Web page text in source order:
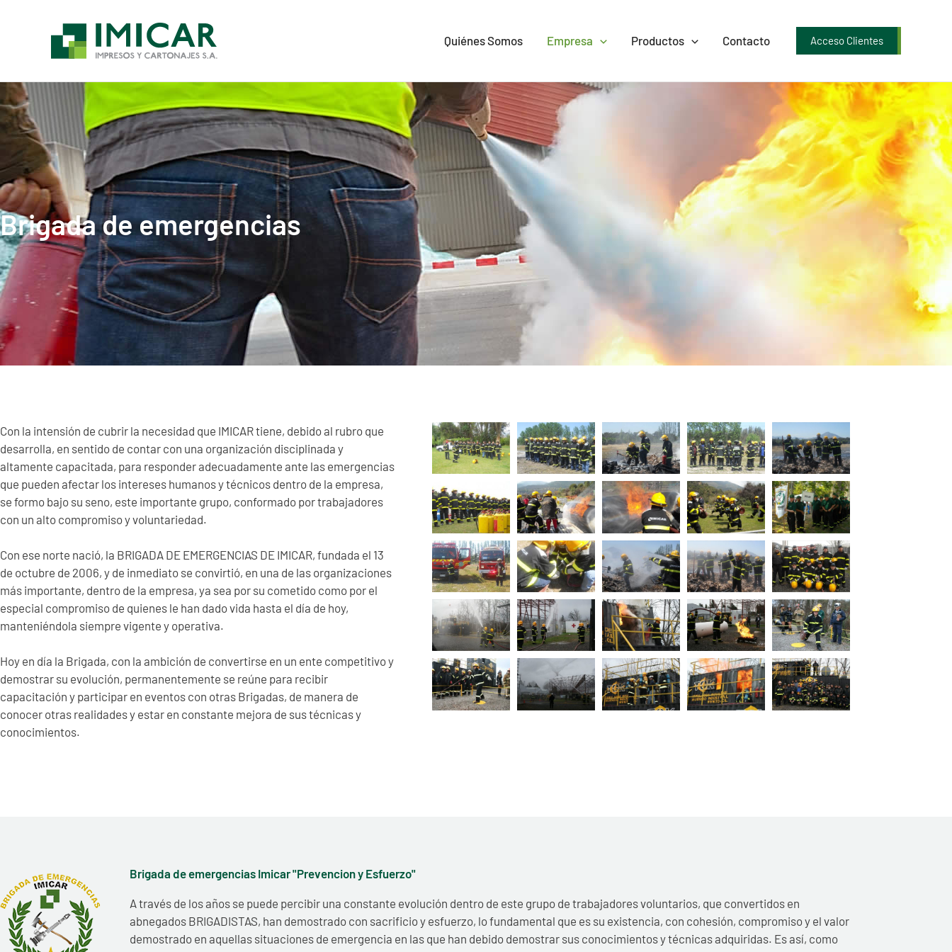
Quiénes Somos Empresa Productos Contacto Acceso Clientes
Brigada de emergencias
Con la intensión de cubrir la necesidad que IMICAR tiene, debido al rubro que
desarrolla, en sentido de contar con una organización disciplinada y
altamente capacitada, para responder adecuadamente ante las emergencias
que pueden afectar los intereses humanos y técnicos dentro de la empresa,
se formo bajo su seno, este importante grupo, conformado por trabajadores
con un alto compromiso y voluntariedad.
Con ese norte nació, la BRIGADA DE EMERGENCIAS DE IMICAR, fundada el 13
de octubre de 2006, y de inmediato se convirtió, en una de las organizaciones
más importante, dentro de la empresa, ya sea por su cometido como por el
especial compromiso de quienes le han dado vida hasta el día de hoy,
manteniéndola siempre vigente y operativa.
Hoy en día la Brigada, con la ambición de convertirse en un ente competitivo y
demostrar su evolución, permanentemente se reúne para recibir
capacitación y participar en eventos con otras Brigadas, de manera de
conocer otras realidades y estar en constante mejora de sus técnicas y
conocimientos.
Brigada de emergencias Imicar "Prevencion y Esfuerzo"
A través de los años se puede percibir una constante evolución dentro de este grupo de trabajadores voluntarios, que convertidos en
abnegados BRIGADISTAS, han demostrado con sacrificio y esfuerzo, lo fundamental que es su existencia, con cohesión, compromiso y el valor
demostrado en aquellas situaciones de emergencia en las que han debido demostrar sus conocimientos y técnicas adquiridas. Es así, como